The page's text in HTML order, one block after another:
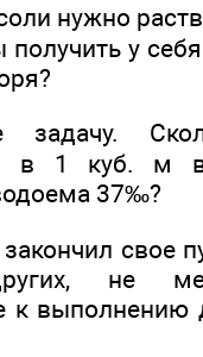
нужно
получить у
в 1 куб. м
37‰?
свое
не
к выполнению